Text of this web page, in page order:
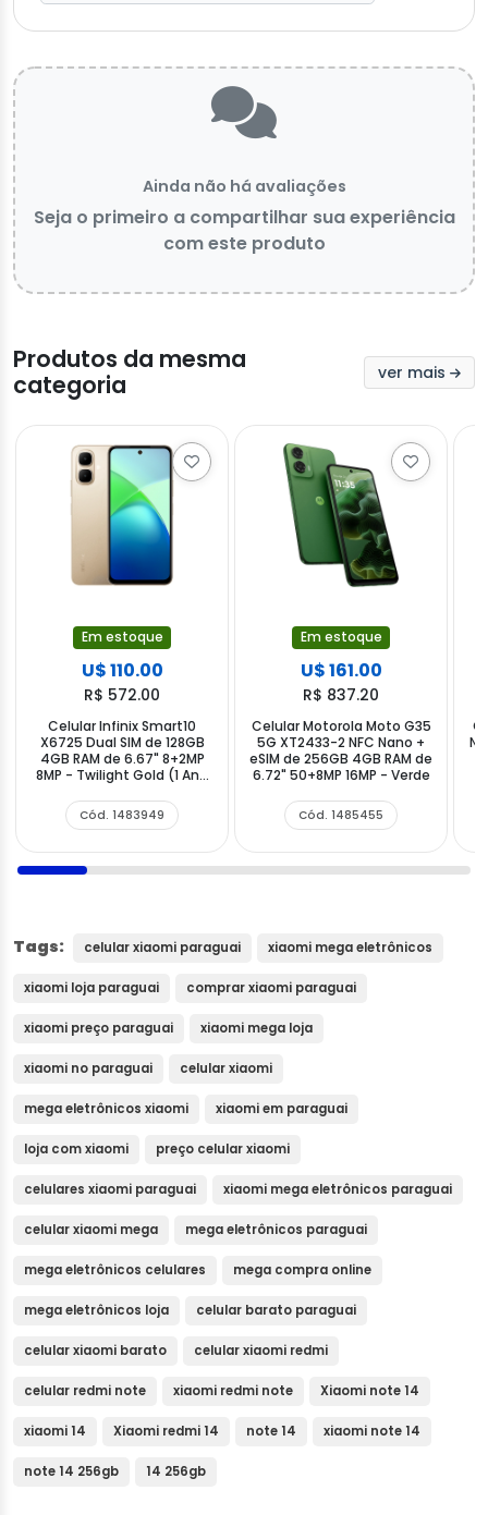
Ainda não há avaliações
Seja o primeiro a compartilhar sua experiência
com este produto
Produtos da mesma
categoria
ver mais
Em estoque
U$ 110.00
R$ 572.00
Celular Infinix Smart10
X6725 Dual SIM de 128GB
4GB RAM de 6.67" 8+2MP
8MP - Twilight Gold (1 Ano
Cód. 1483949
Em estoque
U$ 161.00
R$ 837.20
Celular Motorola Moto G35
5G XT2433-2 NFC Nano +
eSIM de 256GB 4GB RAM de
6.72" 50+8MP 16MP - Verde
Cód. 1485455
Tags: celular xiaomi paraguai xiaomi mega eletrônicos
xiaomi loja paraguai comprar xiaomi paraguai
xiaomi preço paraguai xiaomi mega loja
xiaomi no paraguai celular xiaomi
mega eletrônicos xiaomi xiaomi em paraguai
loja com xiaomi preço celular xiaomi
celulares xiaomi paraguai xiaomi mega eletrônicos paraguai
celular xiaomi mega mega eletrônicos paraguai
mega eletrônicos celulares mega compra online
mega eletrônicos loja celular barato paraguai
celular xiaomi barato celular xiaomi redmi
celular redmi note xiaomi redmi note Xiaomi note 14
xiaomi 14 Xiaomi redmi 14 note 14 xiaomi note 14
note 14 256gb 14 256gb